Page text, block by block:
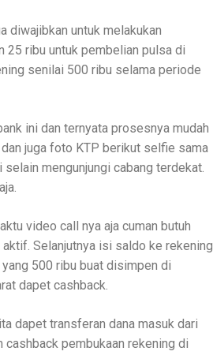
diwajibkan untuk melakukan
25 ribu untuk pembelian pulsa di
senilai 500 ribu selama periode
ini dan ternyata prosesnya mudah
juga foto KTP berikut selfie sama
mengunjungi cabang terdekat.
video call nya aja cuman butuh
Selanjutnya isi saldo ke rekening
500 ribu buat disimpen di
dapet cashback.
dapet transferan dana masuk dari
pembukaan rekening di